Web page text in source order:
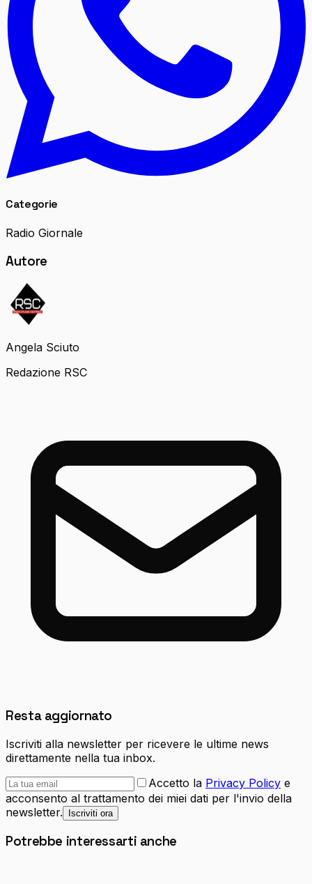
Categorie
Radio Giornale
Autore
Angela Sciuto
Redazione RSC
Resta aggiornato
Iscriviti alla newsletter per ricevere le ultime news
direttamente nella tua inbox.
Accetto la Privacy Policy e
acconsento al trattamento dei miei dati per l'invio della
newsletter.
Iscriviti ora
Potrebbe interessarti anche